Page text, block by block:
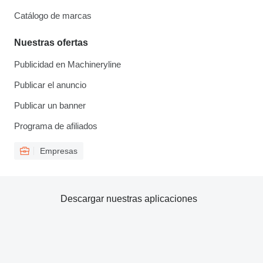
Catálogo de marcas
Nuestras ofertas
Publicidad en Machineryline
Publicar el anuncio
Publicar un banner
Programa de afiliados
Empresas
Descargar nuestras aplicaciones